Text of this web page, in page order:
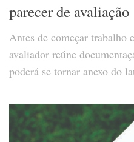
parecer de avaliação
Antes de começar trabalho
avaliador reúne
poderá se tornar anexo do